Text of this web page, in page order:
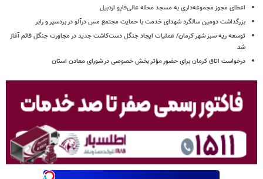
اعطای مجوز مجموعه‌داری به مسجد محله عالی‌قاپو اردبیل
بزرگداشت دومین سالگرد شهدای خدمت با حمایت مجتمع مس درآلو در بردسیر و رابر
توسعه ریه سبز شهر کرمان/ عملیات ایجاد جنگل دست‌کاشت جدید در مجاورت جنگل قائم آغاز
شد
درخواست اتاق کرمان برای حضور مؤثر بخش خصوصی در شورای معادن استان